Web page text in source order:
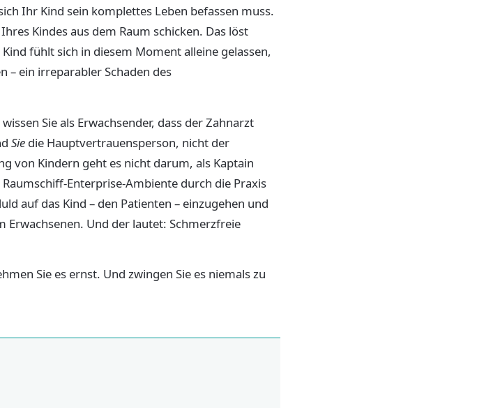
Ihr Kind sein komplettes Leben befassen muss.
Kindes aus dem Raum schicken. Das löst
fühlt sich in diesem Moment alleine gelassen,
– ein irreparabler Schaden des
Sie als Erwachsender, dass der Zahnarzt
Sie die Hauptvertrauensperson, nicht der
von Kindern geht es nicht darum, als Kaptain
Enterprise-Ambiente durch die Praxis
auf das Kind – den Patienten – einzugehen und
Erwachsenen. Und der lautet: Schmerzfreie
Sie es ernst. Und zwingen Sie es niemals zu